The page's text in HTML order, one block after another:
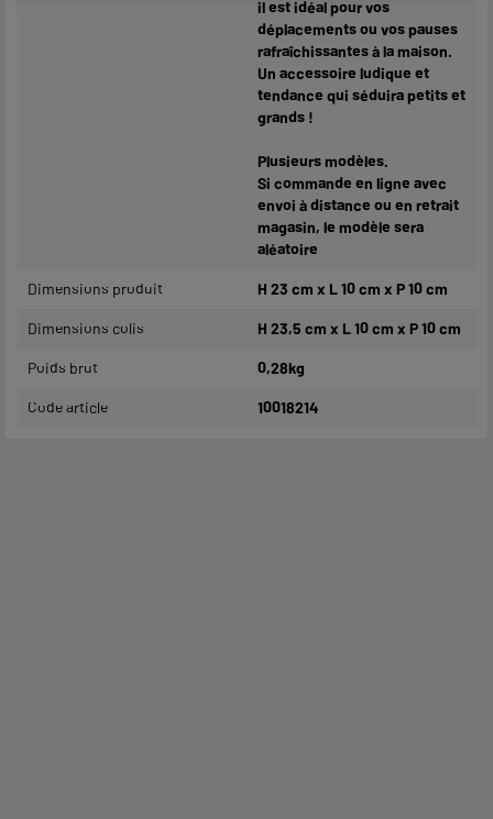
il est idéal pour vos
déplacements ou vos pauses
rafraîchissantes à la maison.
Un accessoire ludique et
tendance qui séduira petits et
grands !
Plusieurs modèles.
Si commande en ligne avec
envoi à distance ou en retrait
magasin, le modèle sera
aléatoire
Dimensions produit H 23 cm x L 10 cm x P 10 cm
Dimensions colis H 23,5 cm x L 10 cm x P 10 cm
Poids brut 0,28kg
Code article 10018214